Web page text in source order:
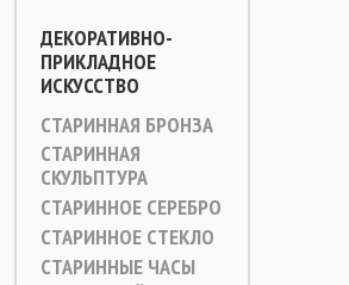
ДЕКОРАТИВНО-
ПРИКЛАДНОЕ
ИСКУССТВО
СТАРИННАЯ БРОНЗА
СТАРИННАЯ
СКУЛЬПТУРА
СТАРИННОЕ СЕРЕБРО
СТАРИННОЕ СТЕКЛО
СТАРИННЫЕ ЧАСЫ